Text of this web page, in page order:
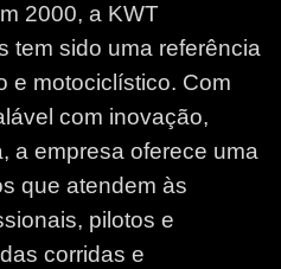
2000, a KWT
tem sido uma referência
e motociclístico. Com
com inovação,
a empresa oferece uma
que atendem às
pilotos e
corridas e